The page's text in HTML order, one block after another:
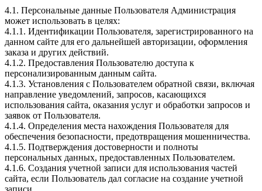
4.1. Персональные данные Пользователя Администрация
может использовать в целях:
4.1.1. Идентификации Пользователя, зарегистрированного на
данном сайте для его дальнейшей авторизации, оформления
заказа и других действий.
4.1.2. Предоставления Пользователю доступа к
персонализированным данным сайта.
4.1.3. Установления с Пользователем обратной связи, включая
направление уведомлений, запросов, касающихся
использования сайта, оказания услуг и обработки запросов и
заявок от Пользователя.
4.1.4. Определения места нахождения Пользователя для
обеспечения безопасности, предотвращения мошенничества.
4.1.5. Подтверждения достоверности и полноты
персональных данных, предоставленных Пользователем.
4.1.6. Создания учетной записи для использования частей
сайта, если Пользователь дал согласие на создание учетной
записи.